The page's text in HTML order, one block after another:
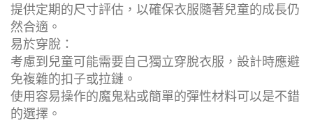
提供定期的尺寸評估，以確保衣服隨著兒童的成長仍
然合適。
易於穿脫：
考慮到兒童可能需要自己獨立穿脫衣服，設計時應避
免複雜的扣子或拉鏈。
使用容易操作的魔鬼粘或簡單的彈性材料可以是不錯
的選擇。